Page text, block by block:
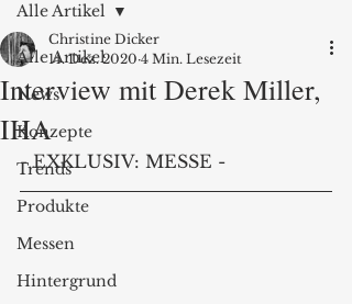
Alle Artikel
News
Konzepte
Trends
Produkte
Messen
Hintergrund
Alle Artikel
Interview mit Derek Miller,
IHA
Christine Dicker
14. Dez. 2020 4 Min. Lesezeit
- EXKLUSIV: MESSE -